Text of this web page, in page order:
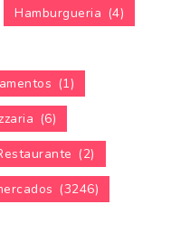
Hamburgueria (4)
(1)
(6)
(2)
(3246)